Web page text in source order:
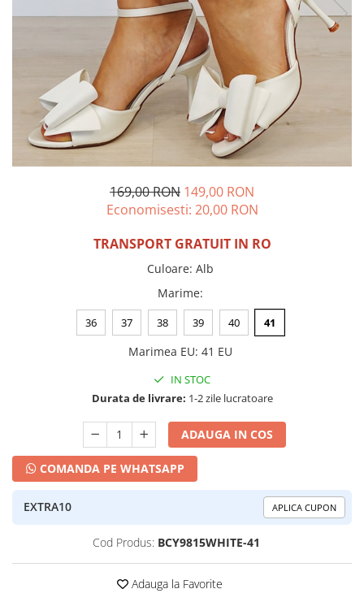
Incaltamine primavara-vara piele
Camasi si topuri
Blugi si pantaloni
Fuste
Pulovere si cardigane
Rochii
169,00 RON 149,00 RON
Economisesti: 20,00 RON
TRANSPORT GRATUIT IN RO
Culoare: Alb
Marime:
36 37 38 39 40 41
Marimea EU: 41 EU
IN STOC
Durata de livrare: 1-2 zile lucratoare
ADAUGA IN COS
COMANDA PE WHATSAPP
EXTRA10 APLICA CUPON
Cod Produs: BCY9815WHITE-41
Adauga la Favorite